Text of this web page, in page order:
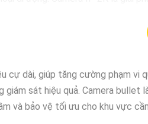
dài, giúp tăng cường phạm vi
sát hiệu quả. Camera
và bảo vệ tối ưu cho khu vực